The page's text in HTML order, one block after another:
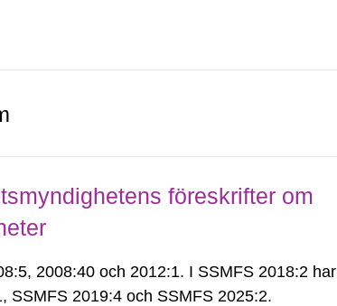
föreskrifter om
2008:40 och 2012:1. I SSMFS 2018:2 har
SSMFS 2019:4 och SSMFS 2025:2.